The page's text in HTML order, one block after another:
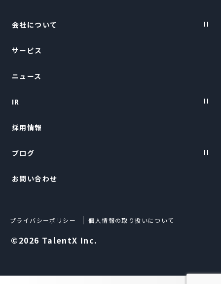
会社について
Vision・Purpose
会社概要
経営陣紹介
サービス
ニュース
IR
IRニュース
経営情報
財務ハイライト
採用情報
ブログ
TalentX LIFE
お問い合わせ
©2026 TalentX Inc.
プライバシーポリシー 個人情報の取り扱いについて